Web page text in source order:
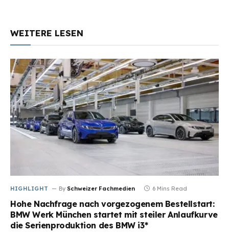
WEITERE LESEN
HIGHLIGHT By Schweizer Fachmedien 6 Mins Read
Hohe Nachfrage nach vorgezogenem Bestellstart:
BMW Werk München startet mit steiler Anlaufkurve
die Serienproduktion des BMW i3*